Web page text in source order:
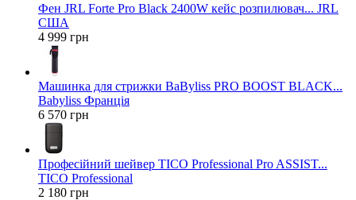
Фен JRL Forte Pro Black 2400W кейс розпилювач... JRL
США
4 999 грн
Машинка для стрижки BaByliss PRO BOOST BLACK...
Babyliss Франція
6 570 грн
Професійний шейвер TICO Professional Pro ASSIST...
TICO Professional
2 180 грн